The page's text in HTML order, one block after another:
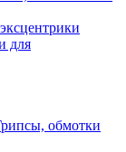
для
обмотки